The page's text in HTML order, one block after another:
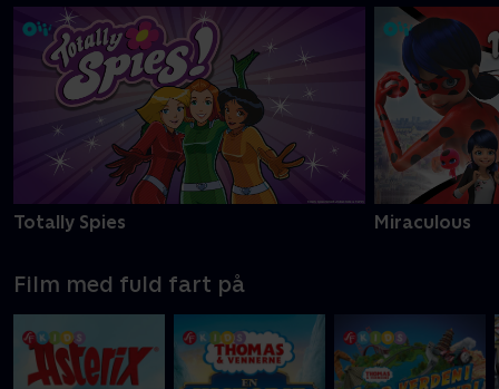
Totally Spies Miraculous
Film med fuld fart på